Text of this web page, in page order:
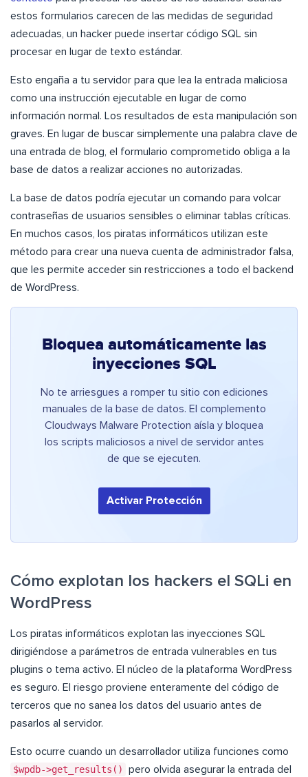
estos formularios carecen de las medidas de seguridad
adecuadas, un hacker puede insertar código SQL sin
procesar en lugar de texto estándar.
Esto engaña a tu servidor para que lea la entrada maliciosa
como una instrucción ejecutable en lugar de como
información normal. Los resultados de esta manipulación son
graves. En lugar de buscar simplemente una palabra clave de
una entrada de blog, el formulario comprometido obliga a la
base de datos a realizar acciones no autorizadas.
La base de datos podría ejecutar un comando para volcar
contraseñas de usuarios sensibles o eliminar tablas críticas.
En muchos casos, los piratas informáticos utilizan este
método para crear una nueva cuenta de administrador falsa,
que les permite acceder sin restricciones a todo el backend
de WordPress.
Bloquea automáticamente las
inyecciones SQL
No te arriesgues a romper tu sitio con ediciones
manuales de la base de datos. El complemento
Cloudways Malware Protection aísla y bloquea
los scripts maliciosos a nivel de servidor antes
de que se ejecuten.
Activar Protección
Cómo explotan los hackers el SQLi en
WordPress
Los piratas informáticos explotan las inyecciones SQL
dirigiéndose a parámetros de entrada vulnerables en tus
plugins o tema activo. El núcleo de la plataforma WordPress
es seguro. El riesgo proviene enteramente del código de
terceros que no sanea los datos del usuario antes de
pasarlos al servidor.
Esto ocurre cuando un desarrollador utiliza funciones como
$wpdb->get_results()
pero olvida asegurar la entrada del